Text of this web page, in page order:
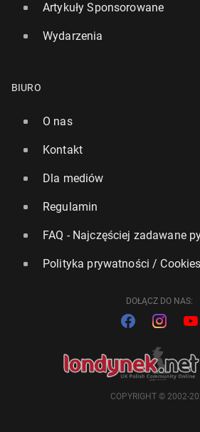
Artykuły Sponsorowane
Wydarzenia
BIURO
O nas
Kontakt
Dla mediów
Regulamin
FAQ - Najczęściej zadawane
Polityka prywatności / Cookies
DOŁĄCZ DO NAS:
COPYRIGHT © 2002-